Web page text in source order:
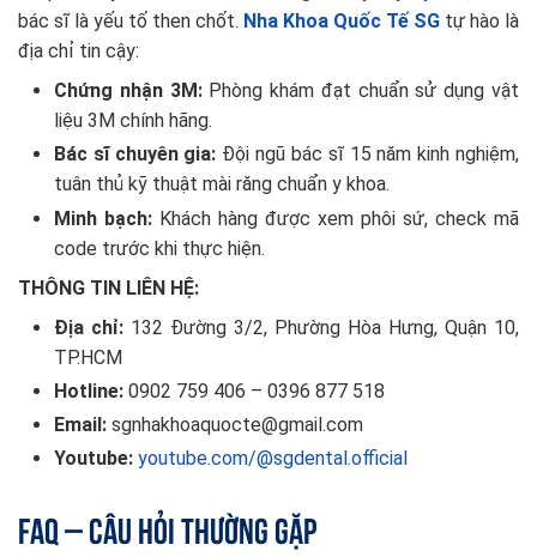
bác sĩ là yếu tố then chốt. Nha Khoa Quốc Tế SG tự hào là
địa chỉ tin cậy:
Chứng nhận 3M:Phòng khám đạt chuẩn sử dụng vật
liệu 3M chính hãng.
Bác sĩ chuyên gia: Đội ngũ bác sĩ 15 năm kinh nghiệm,
tuân thủ kỹ thuật mài răng chuẩn y khoa.
Minh bạch: Khách hàng được xem phôi sứ, check mã
code trước khi thực hiện.
THÔNG TIN LIÊN HỆ:
Địa chỉ: 132 Đường 3/2, Phường Hòa Hưng, Quận 10,
TP.HCM
Hotline: 0902 759 406 – 0396 877 518
Email: sgnhakhoaquocte@gmail.com
Youtube: youtube.com/@sgdental.official
FAQ – Câu Hỏi Thường Gặp